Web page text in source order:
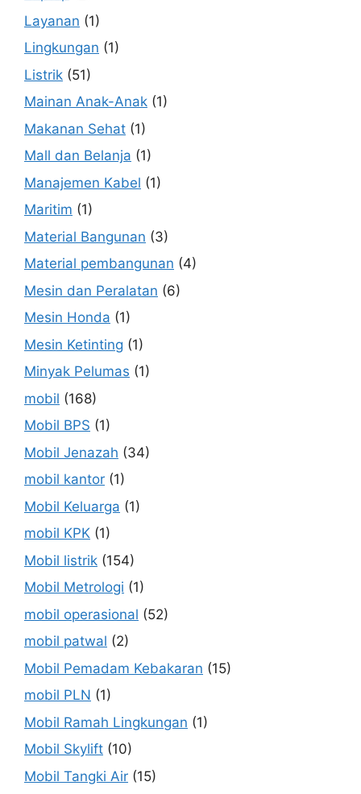
Layanan (1)
Lingkungan (1)
Listrik (51)
Mainan Anak-Anak (1)
Makanan Sehat (1)
Mall dan Belanja (1)
Manajemen Kabel (1)
Maritim (1)
Material Bangunan (3)
Material pembangunan (4)
Mesin dan Peralatan (6)
Mesin Honda (1)
Mesin Ketinting (1)
Minyak Pelumas (1)
mobil (168)
Mobil BPS (1)
Mobil Jenazah (34)
mobil kantor (1)
Mobil Keluarga (1)
mobil KPK (1)
Mobil listrik (154)
Mobil Metrologi (1)
mobil operasional (52)
mobil patwal (2)
Mobil Pemadam Kebakaran (15)
mobil PLN (1)
Mobil Ramah Lingkungan (1)
Mobil Skylift (10)
Mobil Tangki Air (15)